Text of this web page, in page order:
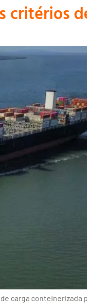
critérios
carga conteinerizada